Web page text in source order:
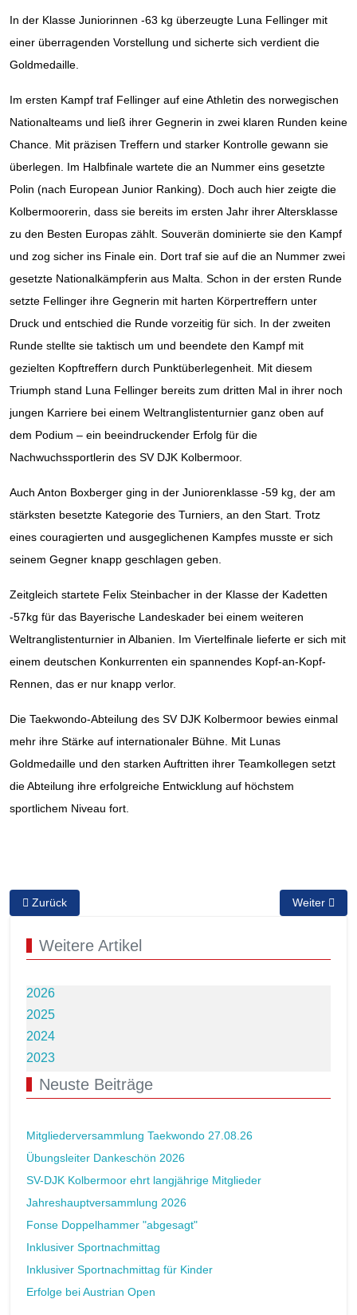
In der Klasse Juniorinnen -63 kg überzeugte Luna Fellinger mit
einer überragenden Vorstellung und sicherte sich verdient die
Goldmedaille.
Im ersten Kampf traf Fellinger auf eine Athletin des norwegischen
Nationalteams und ließ ihrer Gegnerin in zwei klaren Runden keine
Chance. Mit präzisen Treffern und starker Kontrolle gewann sie
überlegen. Im Halbfinale wartete die an Nummer eins gesetzte
Polin (nach European Junior Ranking). Doch auch hier zeigte die
Kolbermoorerin, dass sie bereits im ersten Jahr ihrer Altersklasse
zu den Besten Europas zählt. Souverän dominierte sie den Kampf
und zog sicher ins Finale ein. Dort traf sie auf die an Nummer zwei
gesetzte Nationalkämpferin aus Malta. Schon in der ersten Runde
setzte Fellinger ihre Gegnerin mit harten Körpertreffern unter
Druck und entschied die Runde vorzeitig für sich. In der zweiten
Runde stellte sie taktisch um und beendete den Kampf mit
gezielten Kopftreffern durch Punktüberlegenheit. Mit diesem
Triumph stand Luna Fellinger bereits zum dritten Mal in ihrer noch
jungen Karriere bei einem Weltranglistenturnier ganz oben auf
dem Podium – ein beeindruckender Erfolg für die
Nachwuchssportlerin des SV DJK Kolbermoor.
Auch Anton Boxberger ging in der Juniorenklasse -59 kg, der am
stärksten besetzte Kategorie des Turniers, an den Start. Trotz
eines couragierten und ausgeglichenen Kampfes musste er sich
seinem Gegner knapp geschlagen geben.
Zeitgleich startete Felix Steinbacher in der Klasse der Kadetten
-57kg für das Bayerische Landeskader bei einem weiteren
Weltranglistenturnier in Albanien. Im Viertelfinale lieferte er sich mit
einem deutschen Konkurrenten ein spannendes Kopf-an-Kopf-
Rennen, das er nur knapp verlor.
Die Taekwondo-Abteilung des SV DJK Kolbermoor bewies einmal
mehr ihre Stärke auf internationaler Bühne. Mit Lunas
Goldmedaille und den starken Auftritten ihrer Teamkollegen setzt
die Abteilung ihre erfolgreiche Entwicklung auf höchstem
sportlichem Niveau fort.
Vorheriger Beitrag: UEC European Cup BMX Racing Gesamtsieg
Zurück Nächster
Weiter
Weitere Artikel
2026
2025
2024
2023
Neuste Beiträge
Mitgliederversammlung Taekwondo 27.08.26
Übungsleiter Dankeschön 2026
SV-DJK Kolbermoor ehrt langjährige Mitglieder
Jahreshauptversammlung 2026
Fonse Doppelhammer "abgesagt"
Inklusiver Sportnachmittag
Inklusiver Sportnachmittag für Kinder
Erfolge bei Austrian Open